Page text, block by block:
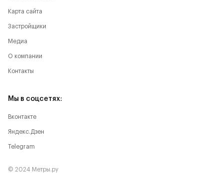
Карта сайта
Застройщики
Медиа
О компании
Контакты
Мы в соцсетях:
Вконтакте
Яндекс.Дзен
Telegram
© 2024 Метры.ру